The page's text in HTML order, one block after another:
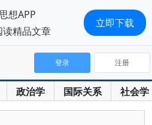
政治学 国际关系 社会学
登录 注册
想APP
精品文章
立即下载